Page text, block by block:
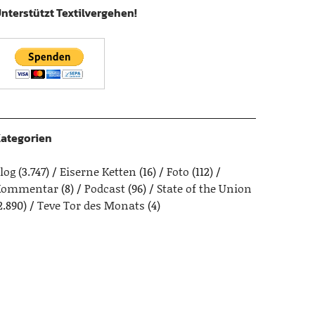
Textilvergehen!
(3.747) Eiserne Ketten (16) Foto (112)
(8) Podcast(96)
State of the Union
Teve Tor des Monats (4)